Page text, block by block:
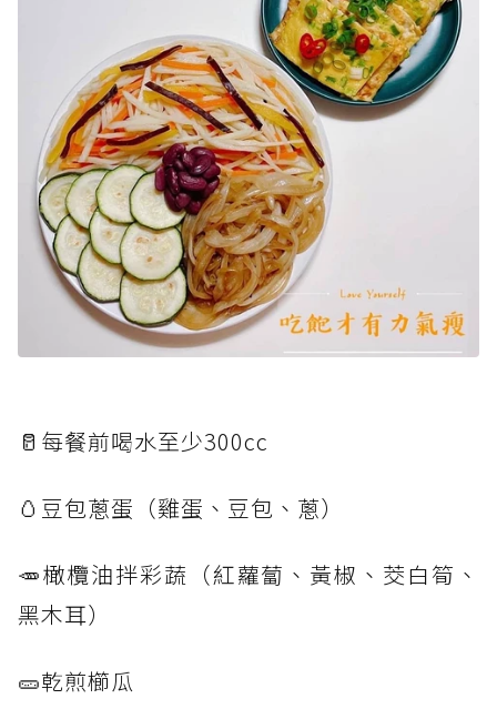
🥛每餐前喝水至少300cc
🥚豆包蔥蛋（雞蛋、豆包、蔥）
🥕橄欖油拌彩蔬（紅蘿蔔、黃椒、茭白筍、
黑木耳）
🥒乾煎櫛瓜